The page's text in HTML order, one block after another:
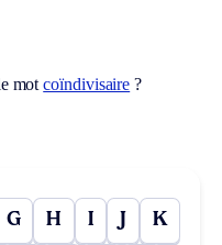
motcoïndivisaire ?
G H I J K